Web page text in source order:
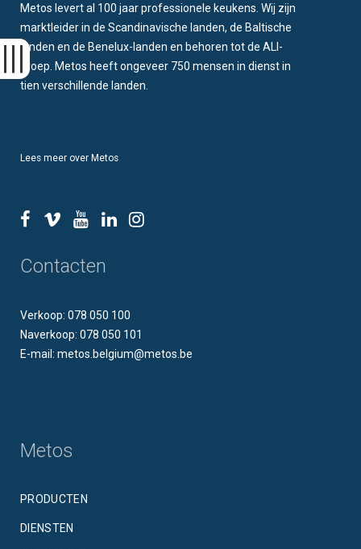
Metos levert al 100 jaar professionele keukens. Wij zijn
marktleider in de Scandinavische landen, de Baltische
landen en de Benelux-landen en behoren tot de ALI-
groep. Metos heeft ongeveer 750 mensen in dienst in
tien verschillende landen.
Lees meer over Metos
Contacten
Verkoop: 078 050 100
Naverkoop: 078 050 101
E-mail: metos.belgium@metos.be
Metos
PRODUCTEN
DIENSTEN